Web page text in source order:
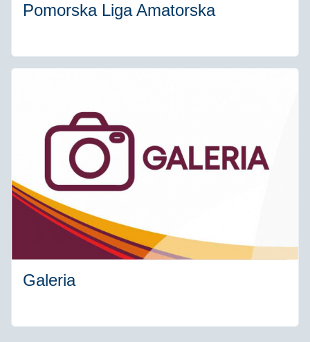
Pomorska Liga Amatorska
Galeria